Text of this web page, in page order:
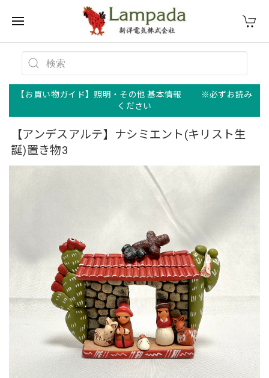
【お買い物ガイド】照明・その他 基本情報 ※必ずお読み
ください
【アンデスアルテ】ナシミエント(キリスト生
誕)置き物3